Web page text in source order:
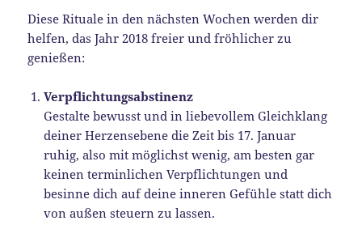
Diese Rituale in den nächsten Wochen werden dir
helfen, das Jahr 2018 freier und fröhlicher zu
genießen:
Verpflichtungsabstinenz
Gestalte bewusst und in liebevollem Gleichklang
deiner Herzensebene die Zeit bis 17. Januar
ruhig, also mit möglichst wenig, am besten gar
keinen terminlichen Verpflichtungen und
besinne dich auf deine inneren Gefühle statt dich
von außen steuern zu lassen.